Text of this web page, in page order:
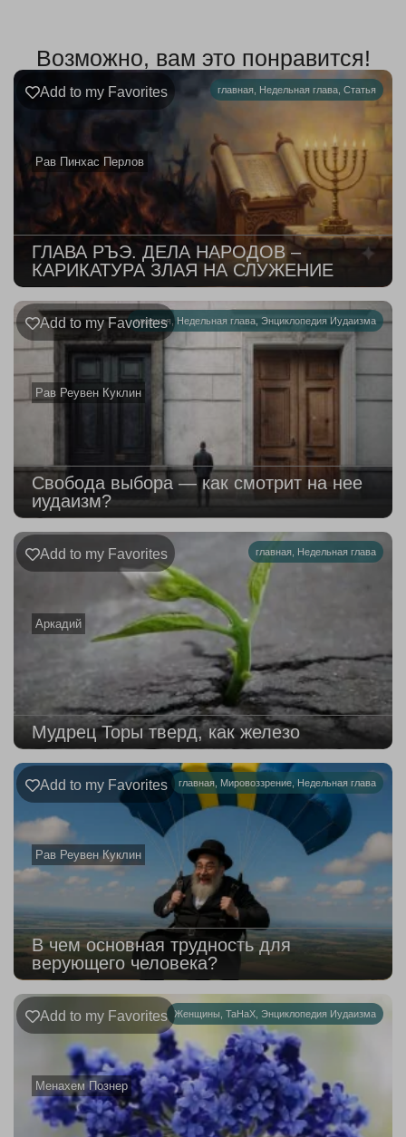
Возможно, вам это понравится!
главная Недельная глава Статья
Рав Пинхас Перлов
Add to my Favorites
ГЛАВА РЪЭ. ДЕЛА НАРОДОВ –
КАРИКАТУРА ЗЛАЯ НА СЛУЖЕНИЕ
главная , Недельная глава Энциклопедия Иудаизма
Рав Реувен Куклин
Add to my Favorites
Свобода выбора — как смотрит на нее
иудаизм?
главная Недельная глава
Аркадий
Add to my Favorites
Мудрец Торы тверд, как железо
главная Мировоззрение Недельная глава
Рав Реувен Куклин
Add to my Favorites
В чем основная трудность для
верующего человека?
Женщины ТаНаХ Энциклопедия Иудаизма
Менахем Познер
Add to my Favorites